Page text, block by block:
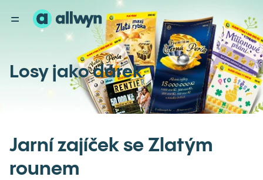
Losy jako dárek
Jarní zajíček se Zlatým
rounem